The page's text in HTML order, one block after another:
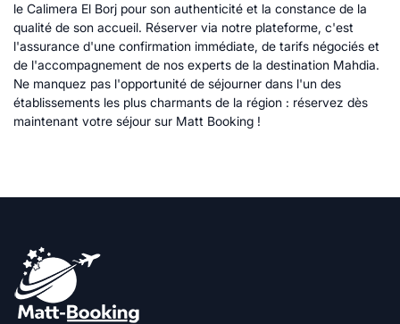
le Calimera El Borj pour son authenticité et la constance de la
qualité de son accueil. Réserver via notre plateforme, c'est
l'assurance d'une confirmation immédiate, de tarifs négociés et
de l'accompagnement de nos experts de la destination Mahdia.
Ne manquez pas l'opportunité de séjourner dans l'un des
établissements les plus charmants de la région : réservez dès
maintenant votre séjour sur Matt Booking !